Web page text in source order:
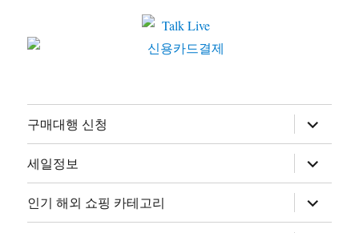
구매대행 신청
하
위
메
뉴
확
장
세일정보
하
위
메
뉴
확
장
인기 해외 쇼핑 카테고리
하
위
메